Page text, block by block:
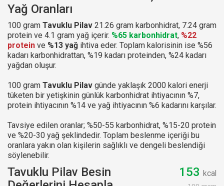
Yağ Oranları
100 gram Tavuklu Pilav 21.26 gram karbonhidrat, 7.24 gram
protein ve 4.1 gram yağ içerir. %65 karbonhidrat, %22
protein ve %13 yağ ihtiva eder. Toplam kalorisinin ise %56
kadarı karbonhidrattan, %19 kadarı proteinden, %24 kadarı
yağdan oluşur.
100 gram Tavuklu Pilav günde yaklaşık 2000 kalori enerji
tüketen bir yetişkinin günlük karbonhidrat ihtiyacının %7,
protein ihtiyacının %14 ve yağ ihtiyacının %6 kadarını karşılar.
Tavsiye edilen oranlar; %50-55 karbonhidrat, %15-20 protein
ve %20-30 yağ şeklindedir. Toplam beslenme içeriği bu
oranlara yakın olan kişilerin sağlıklı ve dengeli beslendiği
söylenebilir.
Tavuklu Pilav Besin
153 kcal